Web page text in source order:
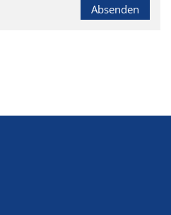
Absenden